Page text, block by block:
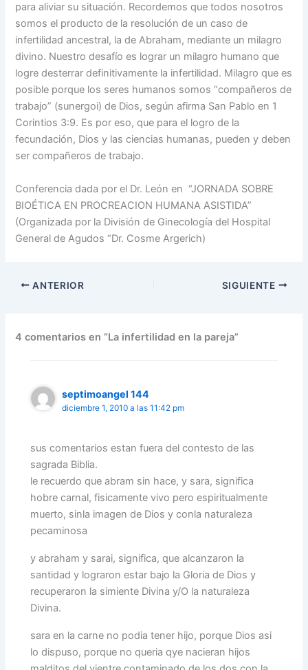
para aliviar su situación. Recordemos que todos nosotros
somos el producto de la resolución de un caso de
infertilidad ancestral, la de Abraham, mediante un milagro
divino. Nuestro desafío es lograr un milagro humano que
logre desterrar definitivamente la infertilidad. Milagro que es
posible porque los seres humanos somos “compañeros de
trabajo” (sunergoi) de Dios, según afirma San Pablo en 1
Corintios 3:9. Es por eso, que para el logro de la
fecundación, Dios y las ciencias humanas, pueden y deben
ser compañeros de trabajo.
Conferencia dada por el Dr. León en “JORNADA SOBRE
BIOÉTICA EN PROCREACION HUMANA ASISTIDA”
(Organizada por la División de Ginecología del Hospital
General de Agudos “Dr. Cosme Argerich)
ANTERIOR SIGUIENTE
4 comentarios en “La infertilidad en la pareja”
septimoangel 144
diciembre 1, 2010 a las 11:42 pm
sus comentarios estan fuera del contesto de las
sagrada Biblia.
le recuerdo que abram sin hace, y sara, significa
hobre carnal, fisicamente vivo pero espiritualmente
muerto, sinla imagen de Dios y conla naturaleza
pecaminosa
y abraham y sarai, significa, que alcanzaron la
santidad y lograron estar bajo la Gloria de Dios y
recuperaron la simiente Divina y/O la naturaleza
Divina.
sara en la carne no podia tener hijo, porque Dios asi
lo dispuso, porque no queria qye nacieran hijos